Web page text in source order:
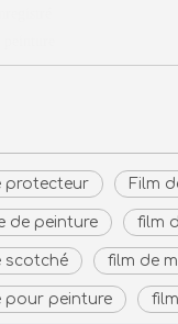
protecteur Film
de peinture film
scotché film de
pour peinture